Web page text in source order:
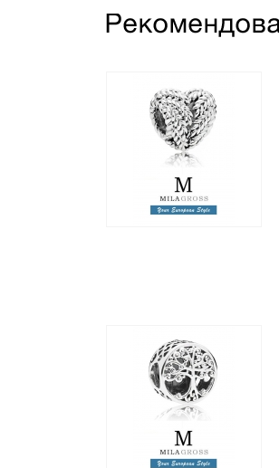
Шарм "Идеальная
природа" (Icon of nature
charm), серебро: осень
2018
1 395 грн. 850 грн.
Шарм "Семейные
корни" (Family Roots
Charm​), серебро: новая
коллекция 2018!
1 595 грн. 895 грн.